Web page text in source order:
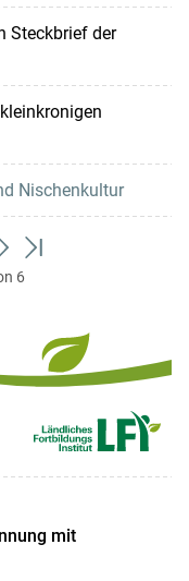
Steckbrief der
Nischenkultur
weiter
zum
zum
6
mit